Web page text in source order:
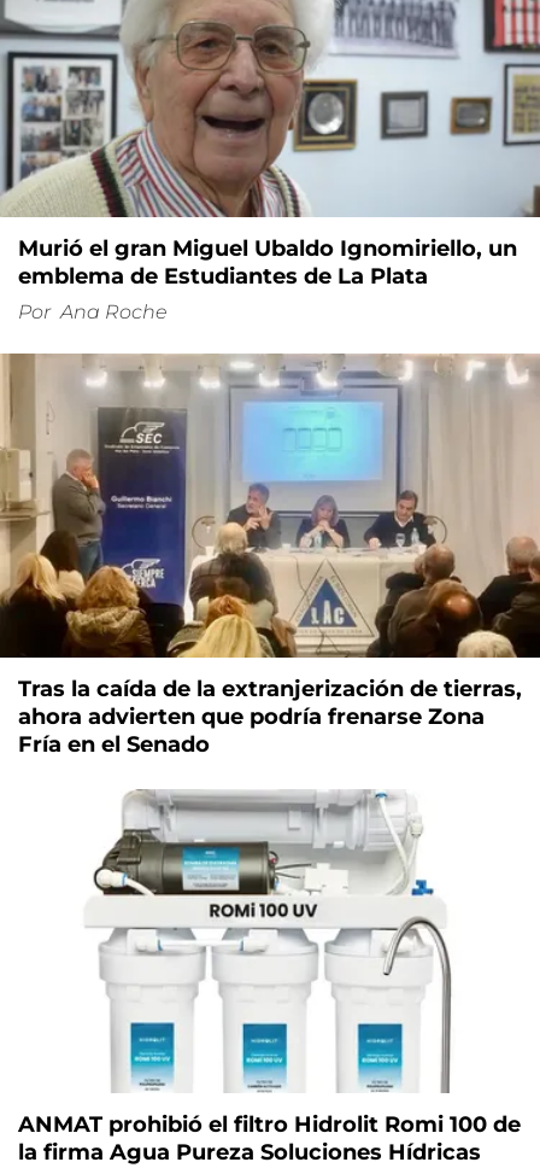
Murió el gran Miguel Ubaldo Ignomiriello, un
emblema de Estudiantes de La Plata
Por Ana Roche
Tras la caída de la extranjerización de tierras,
ahora advierten que podría frenarse Zona
Fría en el Senado
ANMAT prohibió el filtro Hidrolit Romi 100 de
la firma Agua Pureza Soluciones Hídricas